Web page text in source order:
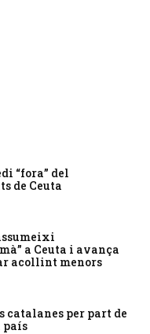
“fora” del
de Ceuta
a Ceuta i avança
acollint menors
catalanes per part de
país